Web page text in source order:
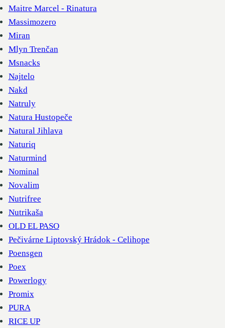
Maitre Marcel - Rinatura
Massimozero
Miran
Mlyn Trenčan
Msnacks
Najtelo
Nakd
Natruly
Natura Hustopeče
Natural Jihlava
Naturiq
Naturmind
Nominal
Novalim
Nutrifree
Nutrikaša
OLD EL PASO
Pečivárne Liptovský Hrádok - Celihope
Poensgen
Poex
Powerlogy
Promix
PURA
RICE UP